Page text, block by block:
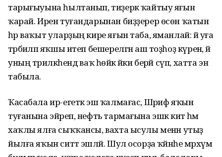
тарығыуына һылтанып, тиҙерәк ҡайтыу яғын
ҡарай. Ирен туғандарынан биҙҙерер өсөн ҡатын
һәр ваҡыт уларҙың кире яғын таба, яманлай: йә уға
тәрбиәләп яҡшы итеп бешерелгән аш тоҙһоҙ күренә, йә
уның тәрилкәһендә ваҡ һөйәк йәки берәй сүп, хатта энә
табыла.
Ҡасабала ир-егеткә эш ҡалмағас, Шәриф яҡын
туғанына эйәреп, нефть тармағына эшкә китә һәм
хаҡлы ялға сыҡҡансы, вахта ысулы менән утыҙ
йылға яҡын ситтә эшләй. Шул осорҙа ҡәйнәһе мәрхүмә